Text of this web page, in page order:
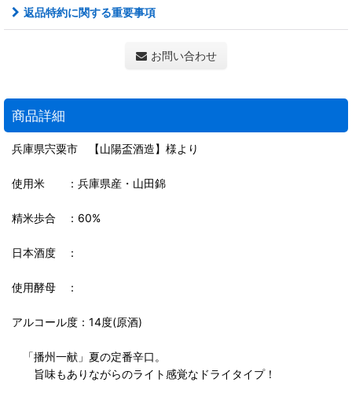
返品特約に関する重要事項
お問い合わせ
商品詳細
兵庫県宍粟市 【山陽盃酒造】様より
使用米 ：兵庫県産・山田錦
精米歩合 ：60%
日本酒度 ：
使用酵母 ：
アルコール度：14度(原酒)
「播州一献」夏の定番辛口。
旨味もありながらのライト感覚なドライタイプ！